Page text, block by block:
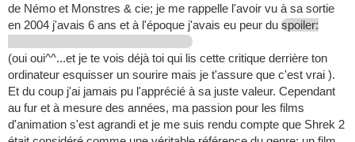
de Némo et Monstres & cie; je me rappelle l'avoir vu à sa sortie
en 2004 j'avais 6 ans et à l'époque j'avais eu peur du spoiler:
(oui oui^^...et je te vois déjà toi qui lis cette critique derrière ton
ordinateur esquisser un sourire mais je t'assure que c'est vrai ).
Et du coup j'ai jamais pu l'apprécié à sa juste valeur. Cependant
au fur et à mesure des années, ma passion pour les films
d'animation s'est agrandi et je me suis rendu compte que Shrek 2